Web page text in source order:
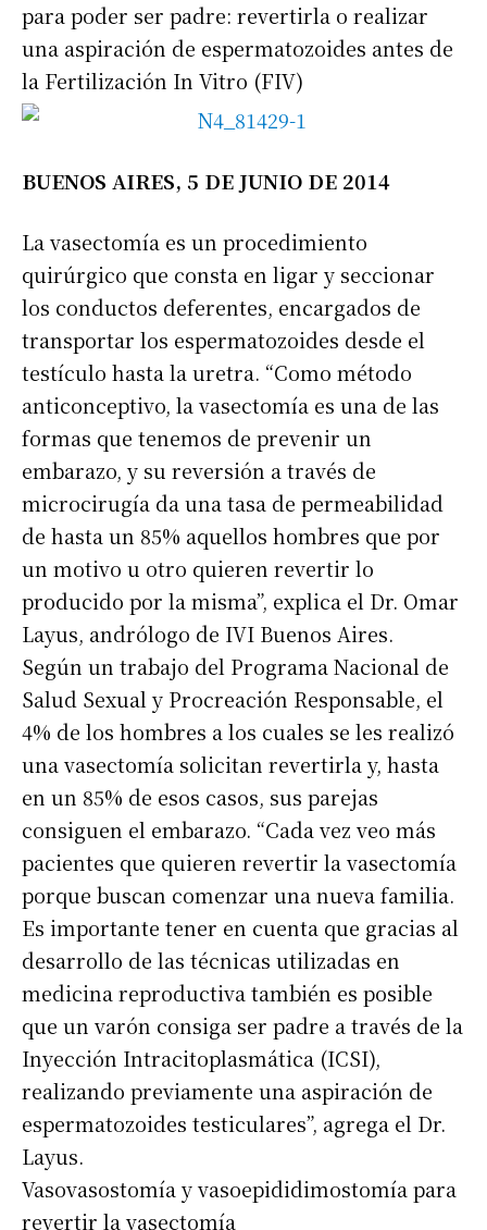
para poder ser padre: revertirla o realizar
una aspiración de espermatozoides antes de
la Fertilización In Vitro (FIV)
BUENOS AIRES, 5 DE JUNIO DE 2014
La vasectomía es un procedimiento
quirúrgico que consta en ligar y seccionar
los conductos deferentes, encargados de
transportar los espermatozoides desde el
testículo hasta la uretra. “Como método
anticonceptivo, la vasectomía es una de las
formas que tenemos de prevenir un
embarazo, y su reversión a través de
microcirugía da una tasa de permeabilidad
de hasta un 85% aquellos hombres que por
un motivo u otro quieren revertir lo
producido por la misma”, explica el Dr. Omar
Layus, andrólogo de IVI Buenos Aires.
Según un trabajo del Programa Nacional de
Salud Sexual y Procreación Responsable, el
4% de los hombres a los cuales se les realizó
una vasectomía solicitan revertirla y, hasta
en un 85% de esos casos, sus parejas
consiguen el embarazo. “Cada vez veo más
pacientes que quieren revertir la vasectomía
porque buscan comenzar una nueva familia.
Es importante tener en cuenta que gracias al
desarrollo de las técnicas utilizadas en
medicina reproductiva también es posible
que un varón consiga ser padre a través de la
Inyección Intracitoplasmática (ICSI),
realizando previamente una aspiración de
espermatozoides testiculares”, agrega el Dr.
Layus.
Vasovasostomía y vasoepididimostomía para
revertir la vasectomía